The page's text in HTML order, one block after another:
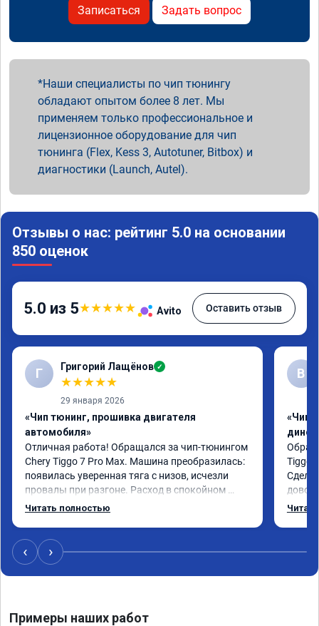
Записаться Задать вопрос
Наши специалисты по чип тюнингу
обладают опытом более 8 лет. Мы
применяем только профессиональное и
лицензионное оборудование для чип
тюнинга (Flex, Kess 3, Autotuner, Bitbox) и
диагностики (Launch, Autel).
Отзывы о нас: рейтинг 5.0 на основании
850 оценок
5.0 из 5★★★★★ Avito Оставить отзыв
Г Григорий Лащёнов ✓
★★★★★
29 января 2026
«Чип тюнинг, прошивка двигателя
автомобиля»
Отличная работа! Обращался за чип-тюнингом
Chery Tiggo 7 Pro Max. Машина преобразилась:
появилась уверенная тяга с низов, исчезли
провалы при разгоне. Расход в спокойном
режиме даже немного снизился. Все сделали
Читать полностью
В
«Чип
Tiggo
‹ ›
Примеры наших работ